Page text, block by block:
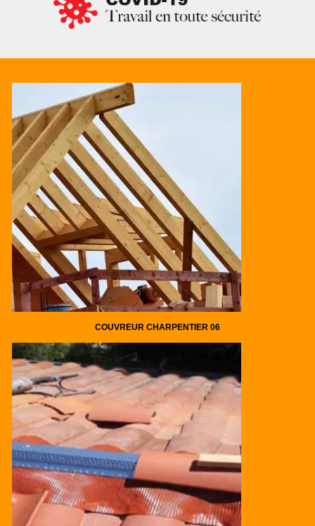
COUVREUR CHARPENTIER 06